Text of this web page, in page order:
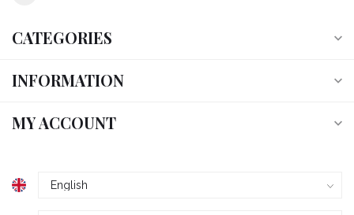
CATEGORIES
INFORMATION
MY ACCOUNT